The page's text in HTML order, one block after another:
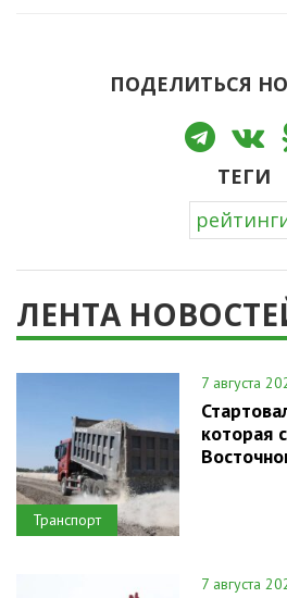
ПОДЕЛИТЬСЯ
ТЕГИ
ЛЕНТА
Транспорт
7 августа
которая
7 августа